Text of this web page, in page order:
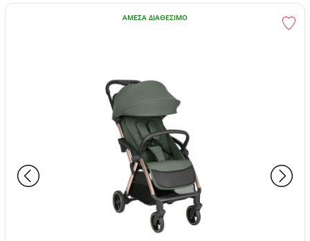
ΆΜΕΣΑ ΔΙΑΘΈΣΙΜΟ